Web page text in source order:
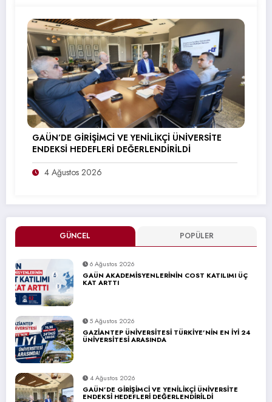
GÜNCEL POPÜLER
6 Ağustos 2026
GAÜN AKADEMİSYENLERİNİN COST KATILIMI ÜÇ
KAT ARTTI
5 Ağustos 2026
GAZİANTEP ÜNİVERSİTESİ TÜRKİYE’NİN EN İYİ 24
ÜNİVERSİTESİ ARASINDA
4 Ağustos 2026
GAÜN’DE GİRİŞİMCİ VE YENİLİKÇİ ÜNİVERSİTE
ENDEKSİ HEDEFLERİ DEĞERLENDİRİLDİ
GAÜN’DE GİRİŞİMCİ VE YENİLİKÇİ ÜNİVERSİTE
ENDEKSİ HEDEFLERİ DEĞERLENDİRİLDİ
4 Ağustos 2026